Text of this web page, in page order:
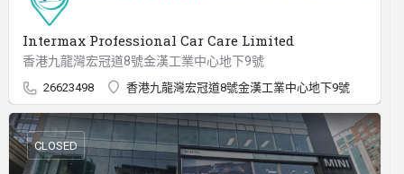
Intermax Professional Car Care Limited
香港九龍灣宏冠道8號金漢工業中心地下9號
26623498 香港九龍灣宏冠道8號金漢工業中心地下9號
CLOSED